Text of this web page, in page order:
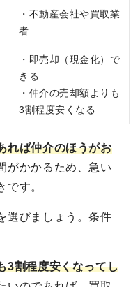
・不動産会社や買取業
者
・即売却（現金化）で
きる
・仲介の売却額よりも
3割程度安くなる
れば仲介のほうがお
がかかるため、急い
です。
選びましょう。条件
3割程度安くなってし